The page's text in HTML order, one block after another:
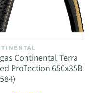
Continental Terra
ProTection 650x35B